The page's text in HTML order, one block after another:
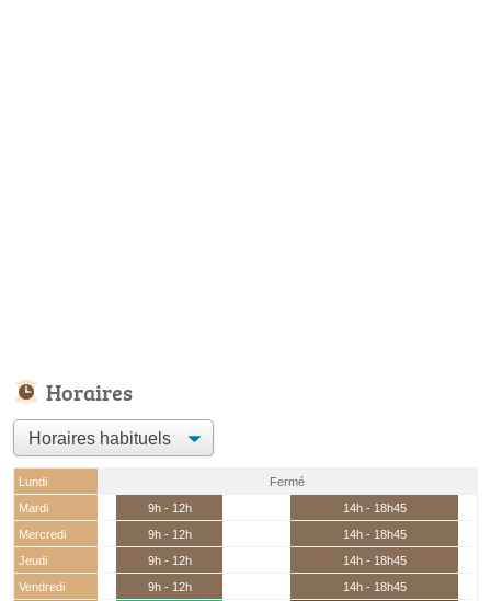
Horaires
Lundi
Fermé
Mardi
9h - 12h
14h - 18h45
Mercredi
9h - 12h
14h - 18h45
Jeudi
9h - 12h
14h - 18h45
Vendredi
9h - 12h
14h - 18h45